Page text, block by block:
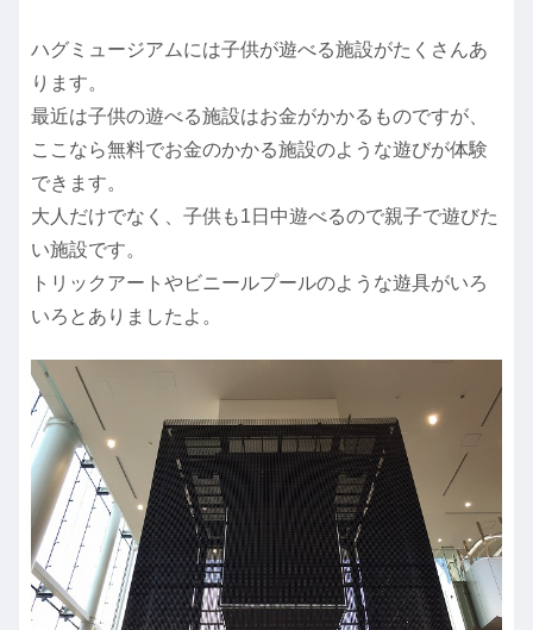
ハグミュージアムには子供が遊べる施設がたくさんあ
ります。
最近は子供の遊べる施設はお金がかかるものですが、
ここなら無料でお金のかかる施設のような遊びが体験
できます。
大人だけでなく、子供も1日中遊べるので親子で遊びた
い施設です。
トリックアートやビニールプールのような遊具がいろ
いろとありましたよ。